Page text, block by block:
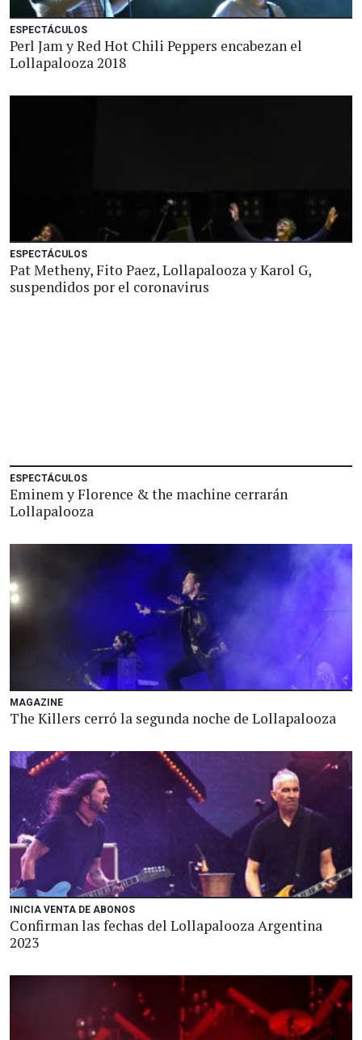
ESPECTÁCULOS
Perl Jam y Red Hot Chili Peppers encabezan el
Lollapalooza 2018
ESPECTÁCULOS
Pat Metheny, Fito Paez, Lollapalooza y Karol G,
suspendidos por el coronavirus
ESPECTÁCULOS
Eminem y Florence & the machine cerrarán
Lollapalooza
MAGAZINE
The Killers cerró la segunda noche de Lollapalooza
INICIA VENTA DE ABONOS
Confirman las fechas del Lollapalooza Argentina
2023